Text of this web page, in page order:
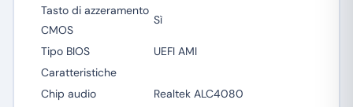
Tasto di azzeramento
CMOS
Sì
Tipo BIOS
UEFI AMI
Caratteristiche
Chip audio
Realtek ALC4080